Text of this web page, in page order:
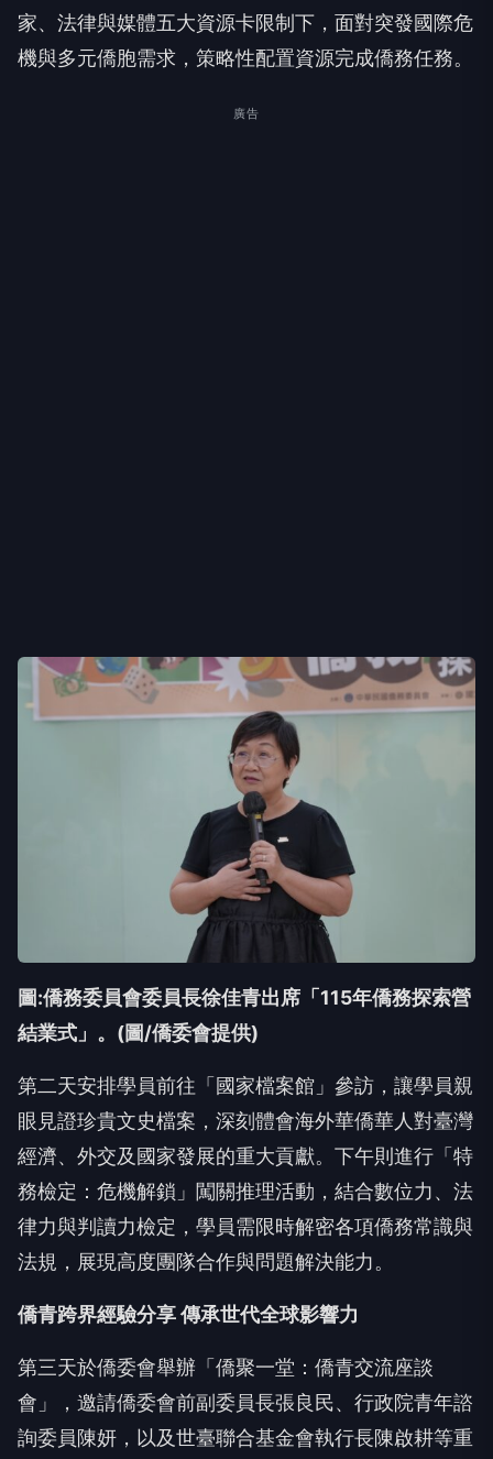
家、法律與媒體五大資源卡限制下，面對突發國際危
機與多元僑胞需求，策略性配置資源完成僑務任務。
廣告
圖:僑務委員會委員長徐佳青出席「115年僑務探索營
結業式」。(圖/僑委會提供)
第二天安排學員前往「國家檔案館」參訪，讓學員親
眼見證珍貴文史檔案，深刻體會海外華僑華人對臺灣
經濟、外交及國家發展的重大貢獻。下午則進行「特
務檢定：危機解鎖」闖關推理活動，結合數位力、法
律力與判讀力檢定，學員需限時解密各項僑務常識與
法規，展現高度團隊合作與問題解決能力。
僑青跨界經驗分享 傳承世代全球影響力
第三天於僑委會舉辦「僑聚一堂：僑青交流座談
會」，邀請僑委會前副委員長張良民、行政院青年諮
詢委員陳妍，以及世臺聯合基金會執行長陳啟耕等重